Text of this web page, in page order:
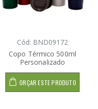
Cód: BND09172
Copo Térmico 500ml
Personalizado
ORÇAR ESTE PRODUTO